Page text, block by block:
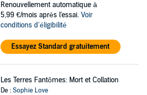
Renouvellement automatique à
5,99 €/mois après l'essai. Voir
conditions d'éligibilité
Essayez Standard gratuitement
Les Terres Fantômes: Mort et Collation
De :Sophie Love